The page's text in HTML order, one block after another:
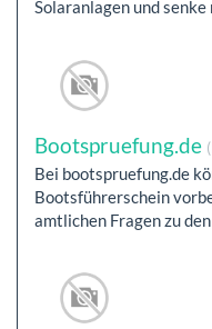
Solaranlagen und senke
Bootspruefung.de
Bei bootspruefung.de
Bootsführerschein
amtlichen Fragen zu